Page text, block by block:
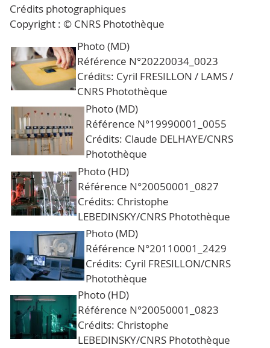
Crédits photographiques
Copyright : © CNRS Photothèque
Photo (MD)
Référence N°20220034_0023
Crédits: Cyril FRESILLON / LAMS /
CNRS Photothèque
Photo (MD)
Référence N°19990001_0055
Crédits: Claude DELHAYE/CNRS
Photothèque
Photo (HD)
Référence N°20050001_0827
Crédits: Christophe
LEBEDINSKY/CNRS Photothèque
Photo (MD)
Référence N°20110001_2429
Crédits: Cyril FRESILLON/CNRS
Photothèque
Photo (HD)
Référence N°20050001_0823
Crédits: Christophe
LEBEDINSKY/CNRS Photothèque